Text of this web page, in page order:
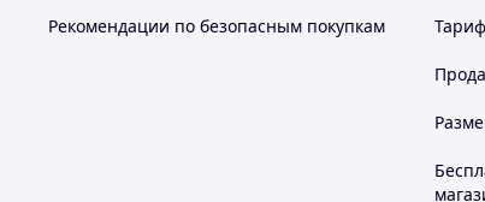
Рекомендации по безопасным покупкам